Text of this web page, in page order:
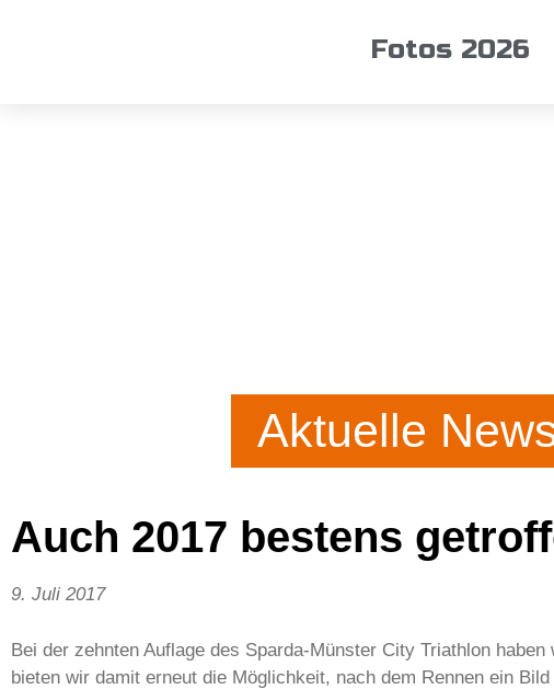
Fotos 2026
Aktuelle
Auch 2017 bestens
9. Juli 2017
Bei der zehnten Auflage des Sparda-Münster City Triathlon
bieten wir damit erneut die Möglichkeit, nach dem Rennen ein